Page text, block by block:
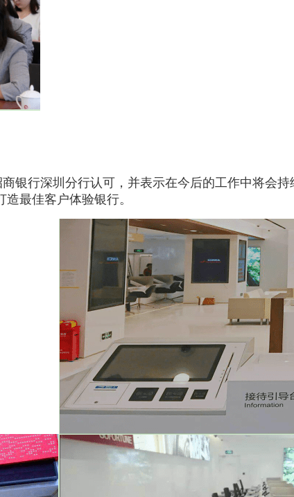
行深圳分行认可，并表示在今后的工作中将会
最佳客户体验银行。